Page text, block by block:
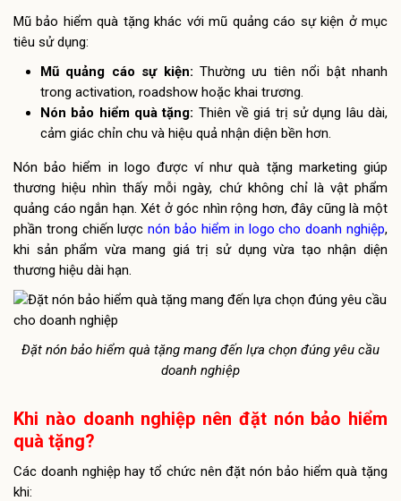
Mũ bảo hiểm quà tặng khác với mũ quảng cáo sự kiện ở mục
tiêu sử dụng:
Mũ quảng cáo sự kiện: Thường ưu tiên nổi bật nhanh
trong activation, roadshow hoặc khai trương.
Nón bảo hiểm quà tặng: Thiên về giá trị sử dụng lâu dài,
cảm giác chỉn chu và hiệu quả nhận diện bền hơn.
Nón bảo hiểm in logo được ví như quà tặng marketing giúp
thương hiệu nhìn thấy mỗi ngày, chứ không chỉ là vật phẩm
quảng cáo ngắn hạn. Xét ở góc nhìn rộng hơn, đây cũng là một
phần trong chiến lượcnón bảo hiểm in logo cho doanh nghiệp,
khi sản phẩm vừa mang giá trị sử dụng vừa tạo nhận diện
thương hiệu dài hạn.
Đặt nón bảo hiểm quà tặng mang đến lựa chọn đúng yêu cầu
doanh nghiệp
Khi nào doanh nghiệp nên đặt nón bảo hiểm
quà tặng?
Các doanh nghiệp hay tổ chức nên đặt nón bảo hiểm quà tặng
khi: